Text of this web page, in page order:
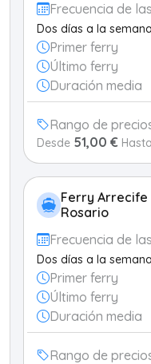
Frecuencia de
Dos días a la semana
Primer ferry
Último ferry
Duración media
Rango de
Desde 51,00 € Hasta
Ferry Arrecife
Rosario
Frecuencia de
Dos días a la semana
Primer ferry
Último ferry
Duración media
Rango de